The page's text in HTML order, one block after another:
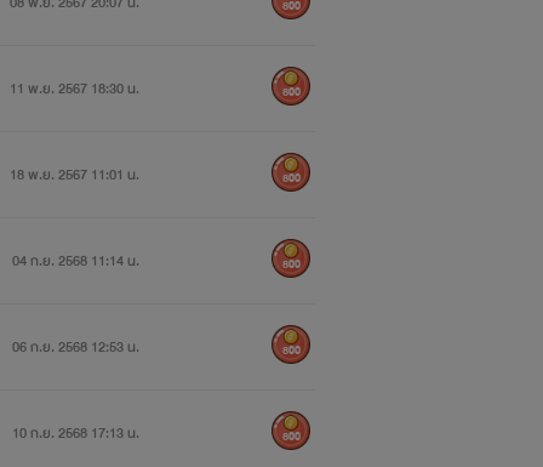
800
11 พ.ย. 2567 18:30 น. 800
18 พ.ย. 2567 11:01 น. 800
04 ก.ย. 2568 11:14 น. 800
06 ก.ย. 2568 12:53 น. 800
10 ก.ย. 2568 17:13 น. 800